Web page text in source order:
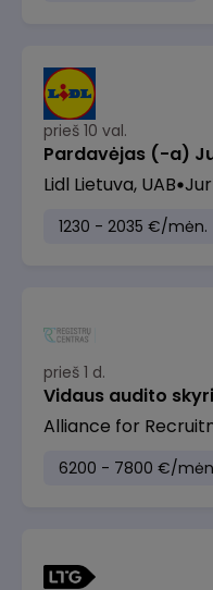
prieš 10 val.
Pardavėjas (-a)
Lidl Lietuva, UAB
1230 - 2035 €/mėn.
prieš 1 d.
Vidaus audito
Alliance for
6200 - 7800 €/